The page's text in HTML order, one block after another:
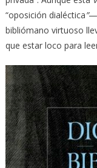
“oposición dialéctica”—
bibliómano virtuoso
que estar loco para